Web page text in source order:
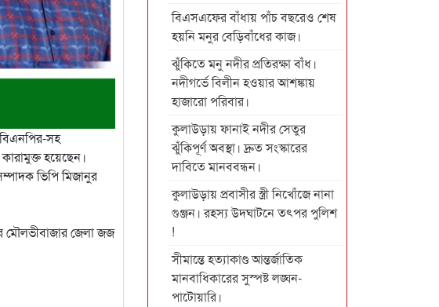
সহ
হয়েছেন।
ভিপি মিজানুর
মৌলভীবাজার জেলা জজ
বিএসএফের বাঁধায় পাঁচ বছরেও শেষ
হয়নি মনুর বেড়িবাঁধের কাজ।
ঝুঁকিতে মনু নদীর প্রতিরক্ষা বাঁধ।
নদীগর্ভে বিলীন হওয়ার আশঙ্কায়
হাজারো পরিবার।
কুলাউড়ায় ফানাই নদীর সেতুর
ঝুঁকিপূর্ণ অবস্থা। দ্রুত সংস্কারের
দাবিতে মানববন্ধন।
কুলাউড়ায় প্রবাসীর স্ত্রী নিখোঁজে নানা
গুঞ্জন। রহস্য উদঘাটনে তৎপর পুলিশ
!
সীমান্তে হত্যাকাণ্ড আন্তর্জাতিক
মানবাধিকারের সুস্পষ্ট লঙ্ঘন-
পাটোয়ারি।